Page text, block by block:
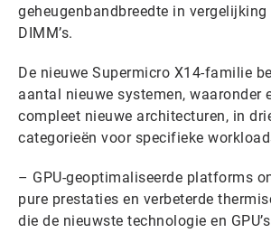
geheugenbandbreedte in vergelijking
DIMM’s.
De nieuwe Supermicro X14-familie
aantal nieuwe systemen, waaronder
compleet nieuwe architecturen, in
categorieën voor specifieke
– GPU-geoptimaliseerde platforms
pure prestaties en verbeterde
die de nieuwste technologie en